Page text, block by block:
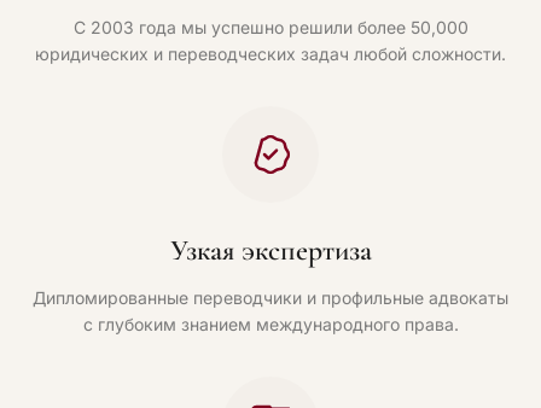
С 2003 года мы успешно решили более 50,000
юридических и переводческих задач любой сложности.
Узкая экспертиза
Дипломированные переводчики и профильные адвокаты
с глубоким знанием международного права.